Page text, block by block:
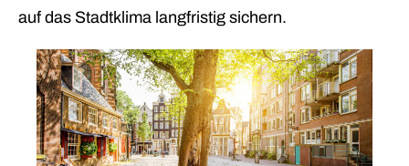
auf das Stadtklima langfristig sichern.